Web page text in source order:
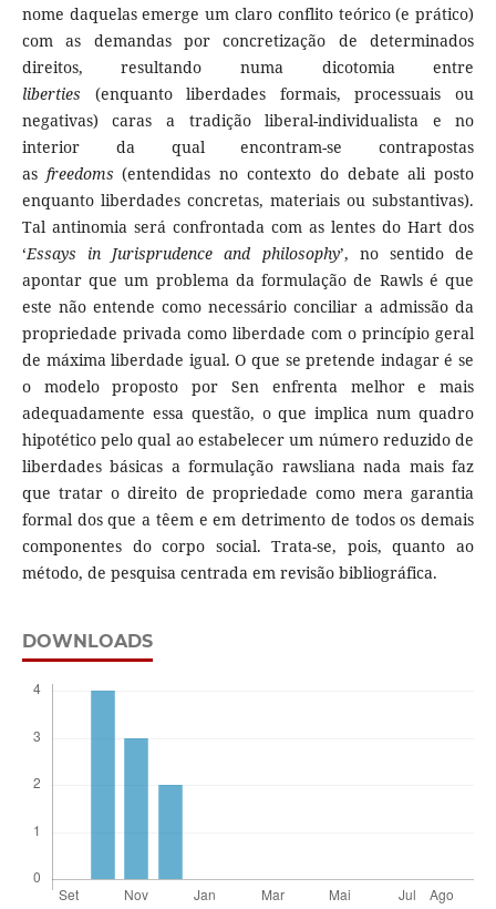
nome daquelas emerge um claro conflito teórico (e prático)
com as demandas por concretização de determinados
direitos, resultando numa dicotomia entre
liberties (enquanto liberdades formais, processuais ou
negativas) caras a tradição liberal-individualista e no
interior da qual encontram-se contrapostas
as freedoms (entendidas no contexto do debate ali posto
enquanto liberdades concretas, materiais ou substantivas).
Tal antinomia será confrontada com as lentes do Hart dos
‘Essays in Jurisprudence and philosophy’, no sentido de
apontar que um problema da formulação de Rawls é que
este não entende como necessário conciliar a admissão da
propriedade privada como liberdade com o princípio geral
de máxima liberdade igual. O que se pretende indagar é se
o modelo proposto por Sen enfrenta melhor e mais
adequadamente essa questão, o que implica num quadro
hipotético pelo qual ao estabelecer um número reduzido de
liberdades básicas a formulação rawsliana nada mais faz
que tratar o direito de propriedade como mera garantia
formal dos que a têem e em detrimento de todos os demais
componentes do corpo social. Trata-se, pois, quanto ao
método, de pesquisa centrada em revisão bibliográfica.
DOWNLOADS